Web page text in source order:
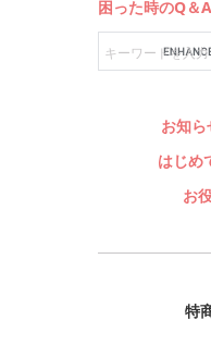
お知ら
はじめ
お
特